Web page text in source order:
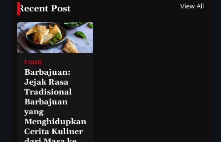
Recent Post View All
FOOD
Barbajuan:
Jejak Rasa
Tradisional
Barbajuan
yang
Menghidupkan
Cerita Kuliner